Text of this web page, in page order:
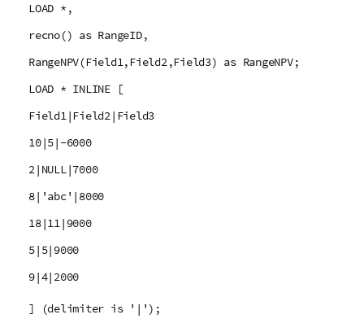
LOAD *,
recno() as RangeID,
RangeNPV(Field1,Field2,Field3) as RangeNPV;
LOAD * INLINE [
Field1|Field2|Field3
10|5|-6000
2|NULL|7000
8|'abc'|8000
18|11|9000
5|5|9000
9|4|2000
] (delimiter is '|');